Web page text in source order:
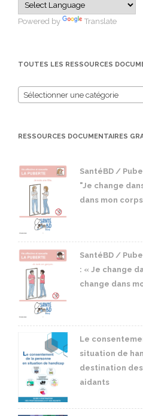
Powered by Translate
TOUTES LES RESSOURCES
Sélectionner une catégorie
RESSOURCES DOCUMENTAIRES
SantéBD /
"Je change
dans mon
SantéBD /
: « Je change
change dans
Le
situation de
destination
aidants